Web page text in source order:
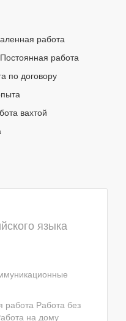
работа
Тип
Постоянная работа
по договору
вахтой
языка
работа Работа без
на дому